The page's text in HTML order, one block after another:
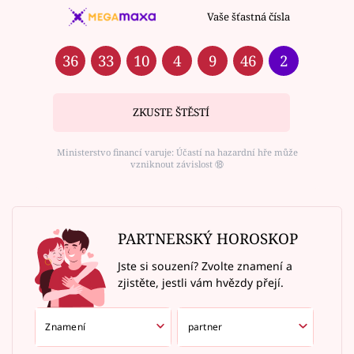
Vaše šťastná čísla
36 33 10 4 9 46 2
ZKUSTE ŠTĚSTÍ
Ministerstvo financí varuje: Účastí na hazardní hře může
vzniknout závislost ⑱
PARTNERSKÝ HOROSKOP
Jste si souzení? Zvolte znamení a
zjistěte, jestli vám hvězdy přejí.